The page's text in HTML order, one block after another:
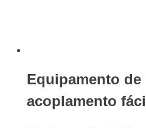
Equipamento de
acoplamento